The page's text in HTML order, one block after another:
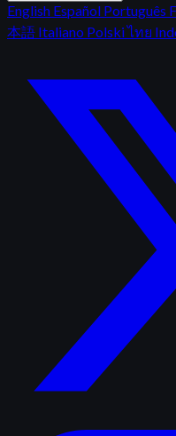
English Español Português
本語 Italiano Polskiไทย